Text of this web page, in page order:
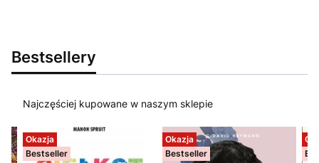
Bestsellery
Najczęściej kupowane w naszym sklepie
Okazja
Bestseller
Okazja
Bestseller